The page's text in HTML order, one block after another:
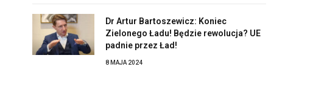
Dr Artur Bartoszewicz: Koniec
Zielonego Ładu! Będzie rewolucja? UE
padnie przez Ład!
8 MAJA 2024